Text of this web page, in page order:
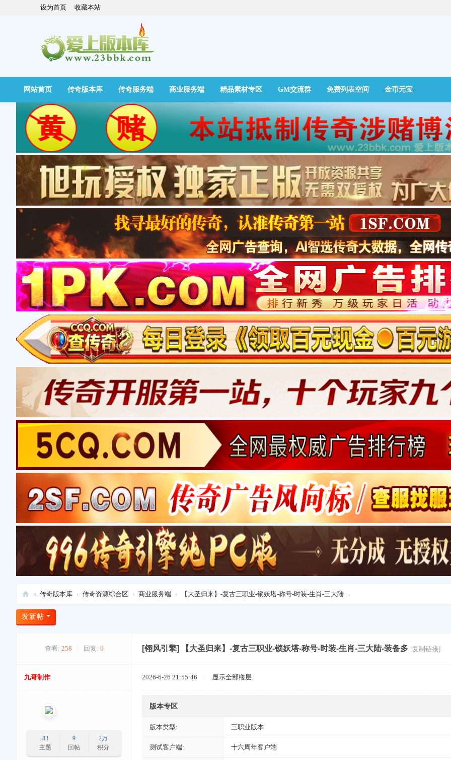
设为首页 收藏本站
快捷导航
网站首页 传奇版本库 传奇服务端 商业服务端 精品素材专区 GM交流群 免费列表空间 金币元宝
爱
上
» 传奇版本库 › 传奇资源综合区 › 商业服务端 › 【大圣归来】-复古三职业-锁妖塔-称号-时装-生肖-三大陆 ...
发新帖
查看: 258 回复: 0 [翎风引擎] 【大圣归来】-复古三职业-锁妖塔-称号-时装-生肖-三大陆-装备多 [复制链接]
九哥制作
83
主题
9
回帖
2万
积分
2026-6-26 21:55:46 显示全部楼层
版本专区
版本类型: 三职业版本
测试客户端: 十六周年客户端